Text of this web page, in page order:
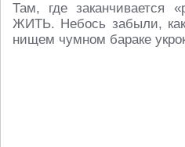
Там, где заканчивается
ЖИТЬ. Небось забыли,
нищем чумном бараке